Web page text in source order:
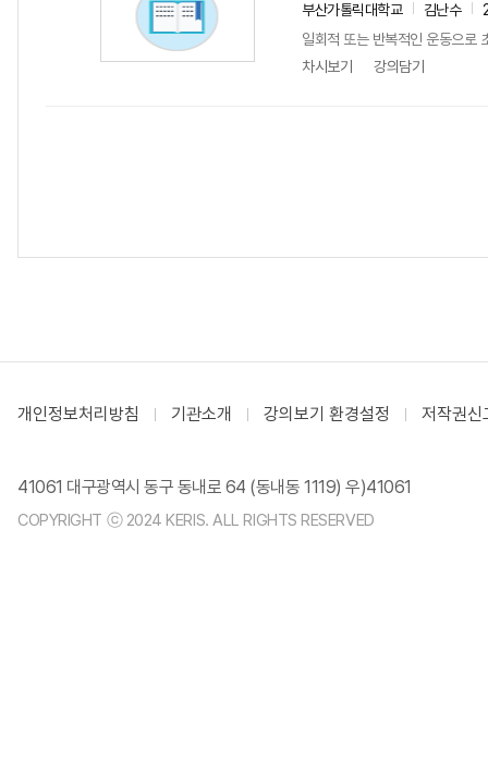
부산가톨릭대학교 김난수
일회적 또는 반복적인 운동으로
차시보기
강의담기
개인정보처리방침 기관소개 강의보기 환경설정 저작권신
41061 대구광역시 동구 동내로 64 (동내동 1119) 우)41061
COPYRIGHT ⓒ 2024 KERIS. ALL RIGHTS RESERVED